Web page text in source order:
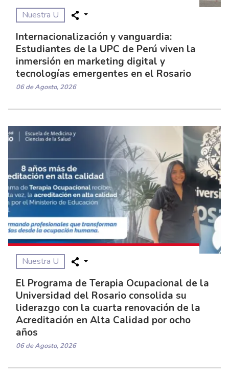
Nuestra U
Internacionalización y vanguardia:
Estudiantes de la UPC de Perú viven la
inmersión en marketing digital y
tecnologías emergentes en el Rosario
06 de Agosto, 2026
Nuestra U
El Programa de Terapia Ocupacional de la
Universidad del Rosario consolida su
liderazgo con la cuarta renovación de la
Acreditación en Alta Calidad por ocho
años
06 de Agosto, 2026